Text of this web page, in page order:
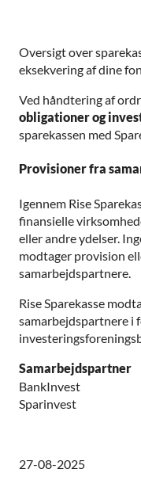
Oversigt over
eksekvering af dine
Ved håndtering af
obligationer og
sparekassen med
Provisioner fra
Igennem Rise
finansielle
eller andre ydelser.
modtager provision
samarbejdspartnere.
Rise Sparekasse
samarbejdspartnere i
Samarbejdspartner
BankInvest
Sparinvest
27-08-2025